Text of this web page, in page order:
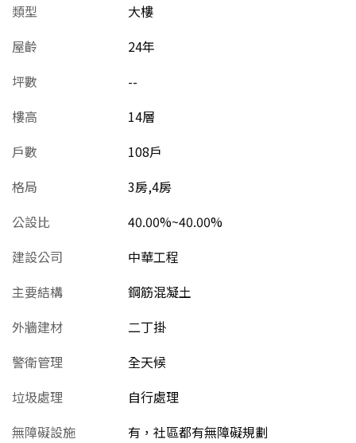
類型
大樓
屋齡
24年
坪數
--
樓高
14層
戶數
108戶
格局
3房,4房
公設比
40.00%~40.00%
建設公司
中華工程
主要結構
鋼筋混凝土
外牆建材
二丁掛
警衛管理
全天候
垃圾處理
自行處理
無障礙設施
有，社區都有無障礙規劃